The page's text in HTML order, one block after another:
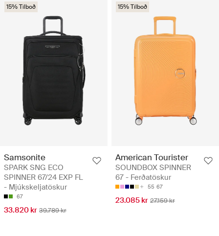
15% Tilboð
Samsonite
SPARK SNG ECO
SPINNER 67/24 EXP FL
- Mjúkskeljatöskur
67
33.820 kr 39.789 kr
15% Tilboð
American Tourister
SOUNDBOX SPINNER
67 - Ferðatöskur
55 67
23.085 kr 27.159 kr